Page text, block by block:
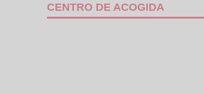
CENTRO DE ACOGIDA